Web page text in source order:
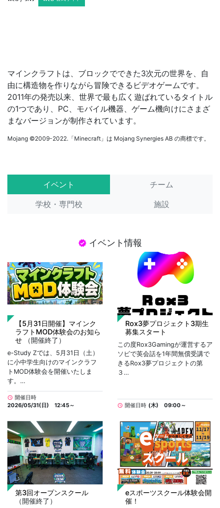
マインクラフトは、ブロックでできた3次元の世界を、自
由に構造物を作りながら冒険できるビデオゲームです。
2011年の発売以来、世界で最も広く遊ばれているタイトル
の1つであり、PC、モバイル機器、ゲーム機向けにさまざ
まなバージョンが制作されています。
Mojang ©2009-2022.「Minecraft」は Mojang Synergies AB の商標です。
イベント
チーム
学校・専門校
施設
verified イベント情報
【5月31日開催】マインク
ラフトMOD体験会のお知ら
せ （開催終了）
e-Study Zでは、5月31日（土）
に小中学生向けのマインクラフ
トMOD体験会を開催いたしま
す。…
schedule 開催日時
2026/05/31(日) 12:45～
Rox3夢プロジェクト3期生
募集スタート
この度Rox3Gamingが運営するア
ソビで英会話を1年間無償受講で
きるRox3夢プロジェクトの第
３…
schedule 開催日時 (木) 09:00～
第3回オープンスクール
（開催終了）
eスポーツスクール体験会開
催！